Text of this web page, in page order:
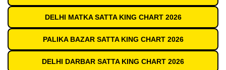
DELHI MATKA SATTA KING CHART 2026
PALIKA BAZAR SATTA KING CHART 2026
DELHI DARBAR SATTA KING CHART 2026